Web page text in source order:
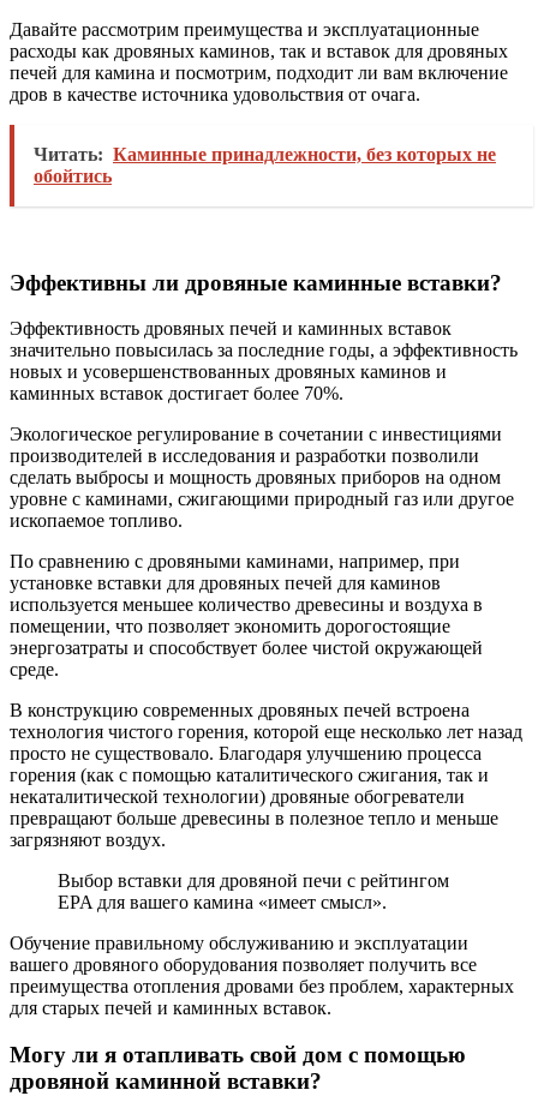
Давайте рассмотрим преимущества и эксплуатационные
расходы как дровяных каминов, так и вставок для дровяных
печей для камина и посмотрим, подходит ли вам включение
дров в качестве источника удовольствия от очага.
Читать: Каминные принадлежности, без которых не
обойтись
Эффективны ли дровяные каминные вставки?
Эффективность дровяных печей и каминных вставок
значительно повысилась за последние годы, а эффективность
новых и усовершенствованных дровяных каминов и
каминных вставок достигает более 70%.
Экологическое регулирование в сочетании с инвестициями
производителей в исследования и разработки позволили
сделать выбросы и мощность дровяных приборов на одном
уровне с каминами, сжигающими природный газ или другое
ископаемое топливо.
По сравнению с дровяными каминами, например, при
установке вставки для дровяных печей для каминов
используется меньшее количество древесины и воздуха в
помещении, что позволяет экономить дорогостоящие
энергозатраты и способствует более чистой окружающей
среде.
В конструкцию современных дровяных печей встроена
технология чистого горения, которой еще несколько лет назад
просто не существовало. Благодаря улучшению процесса
горения (как с помощью каталитического сжигания, так и
некаталитической технологии) дровяные обогреватели
превращают больше древесины в полезное тепло и меньше
загрязняют воздух.
Выбор вставки для дровяной печи с рейтингом
EPA для вашего камина «имеет смысл».
Обучение правильному обслуживанию и эксплуатации
вашего дровяного оборудования позволяет получить все
преимущества отопления дровами без проблем, характерных
для старых печей и каминных вставок.
Могу ли я отапливать свой дом с помощью
дровяной каминной вставки?